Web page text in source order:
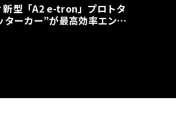
新型「A2 e-tron」プロトタ
ーカー”が最高効率エント
38枚】